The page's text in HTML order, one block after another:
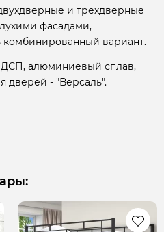
и трехдверные
фасадами,
вариант.
алюминиевый сплав,
дверей - "Версаль".